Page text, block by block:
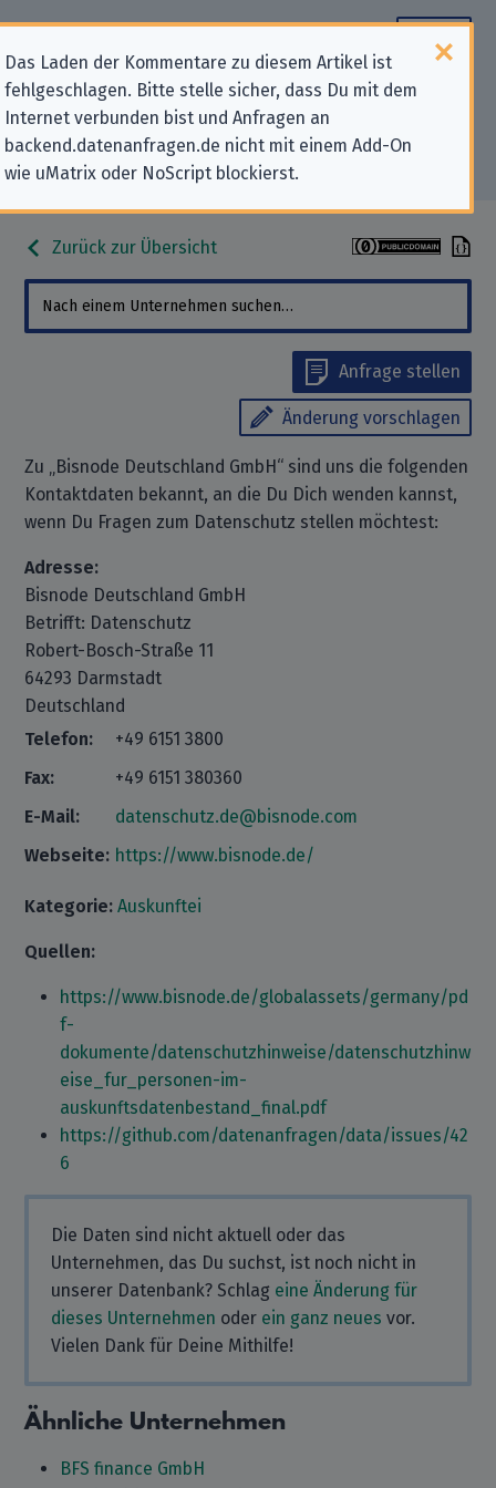
Das Laden der Kommentare zu diesem Artikel ist
fehlgeschlagen. Bitte stelle sicher, dass Du mit dem
Internet verbunden bist und Anfragen an
backend.datenanfragen.de nicht mit einem Add-On
wie uMatrix oder NoScript blockierst.
Datenschutz-Kontaktdaten für
„Bisnode Deutschland GmbH“
Zurück zur Übersicht
Anfrage stellen
Änderung vorschlagen
Zu „Bisnode Deutschland GmbH“ sind uns die folgenden
Kontaktdaten bekannt, an die Du Dich wenden kannst,
wenn Du Fragen zum Datenschutz stellen möchtest:
Adresse:
Bisnode Deutschland GmbH
Betrifft: Datenschutz
Robert-Bosch-Straße 11
64293 Darmstadt
Deutschland
Telefon:
+49 6151 3800
Fax:
+49 6151 380360
E-Mail:
datenschutz.de@bisnode.com
Webseite: https://www.bisnode.de/
Kategorie: Auskunftei
Quellen:
https://www.bisnode.de/globalassets/germany/pd
f-
dokumente/datenschutzhinweise/datenschutzhinw
eise_fur_personen-im-
auskunftsdatenbestand_final.pdf
https://github.com/datenanfragen/data/issues/42
6
Die Daten sind nicht aktuell oder das
Unternehmen, das Du suchst, ist noch nicht in
unserer Datenbank? Schlag eine Änderung für
dieses Unternehmen oder ein ganz neues vor.
Vielen Dank für Deine Mithilfe!
Ähnliche Unternehmen
BFS finance GmbH